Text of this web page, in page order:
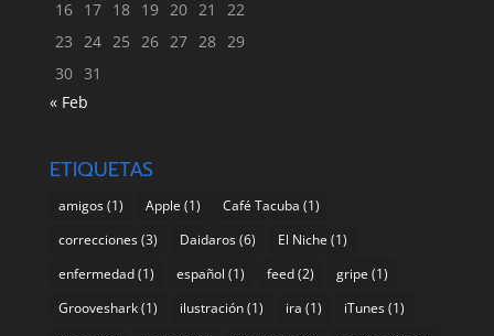
16 17 18 19 20 21
22
23 24 25 26 27 28 29
30 31
« Feb
ETIQUETAS
amigos(1) Apple (1) Café Tacuba (1)
correcciones(3) Daidaros(6) El Niche (1)
enfermedad(1) español (1) feed(2) gripe (1)
Grooveshark(1) ilustración(1) ira (1) iTunes(1)